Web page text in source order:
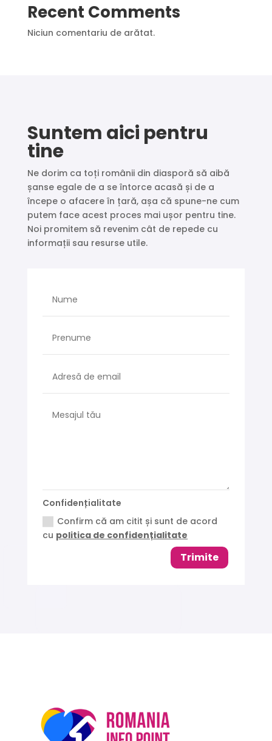
Recent Comments
Niciun comentariu de arătat.
Suntem aici pentru
tine
Ne dorim ca toți românii din diasporă să aibă
șanse egale de a se întorce acasă și de a
începe o afacere în țară, așa că spune-ne cum
putem face acest proces mai ușor pentru tine.
Noi promitem să revenim cât de repede cu
informații sau resurse utile.
Confidențialitate
Confirm că am citit și sunt de acord
cu politica de confidențialitate
Trimite